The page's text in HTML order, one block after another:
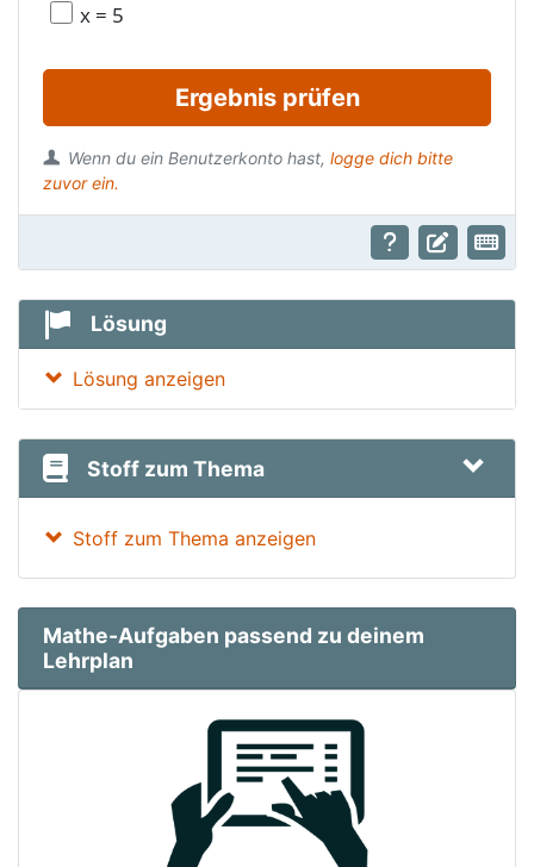
x = 5
Ergebnis prüfen
Wenn du ein Benutzerkonto hast, logge dich bitte
zuvor ein.
Lösung
Lösung anzeigen
Stoff zum Thema
Stoff zum Thema anzeigen
Mathe-Aufgaben passend zu deinem
Lehrplan